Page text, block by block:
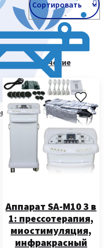
оборудование
Видеообучение
Аппарат SA-M10 3 в
1: прессотерапия,
миостимуляция,
инфракрасный